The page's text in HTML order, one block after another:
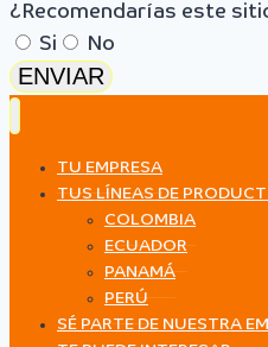
¿Recomendarías este
Si
No
ENVIAR
TU EMPRESA
TUS LÍNEAS DE
COLOMBIA
ECUADOR
PANAMÁ
PERÚ
SÉ PARTE DE NUESTRA